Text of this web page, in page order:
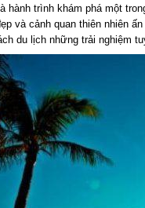
hành trình khám phá một
và cảnh quan thiên nhiên
du lịch những trải nghiệm